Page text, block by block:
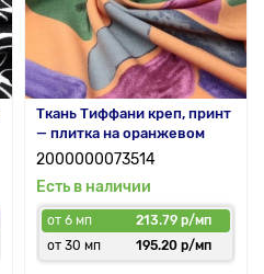
Ткань Тиффани креп, принт
— плитка на оранжевом
2000000073514
Есть в наличии
от 6 мп
213.79 р/мп
от 30 мп
195.20 р/мп